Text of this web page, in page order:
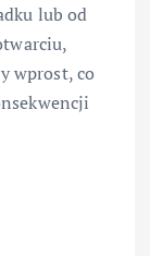
lub od
wprost, co